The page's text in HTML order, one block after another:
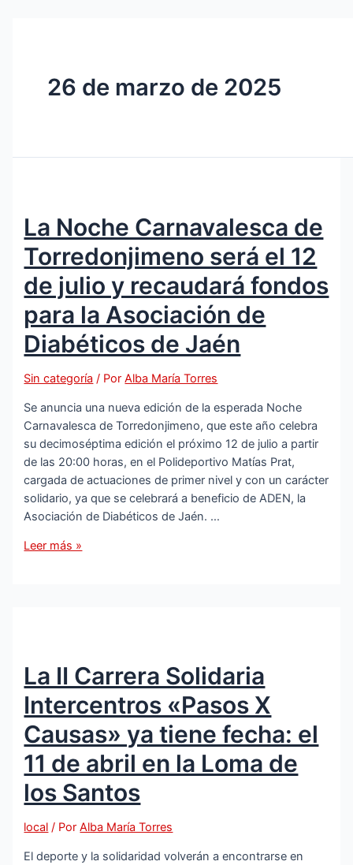
26 de marzo de 2025
La Noche Carnavalesca de
Torredonjimeno será el 12
de julio y recaudará fondos
para la Asociación de
Diabéticos de Jaén
Sin categoría / PorAlba María Torres
Se anuncia una nueva edición de la esperada Noche
Carnavalesca de Torredonjimeno, que este año celebra
su decimoséptima edición el próximo 12 de julio a partir
de las 20:00 horas, en el Polideportivo Matías Prat,
cargada de actuaciones de primer nivel y con un carácter
solidario, ya que se celebrará a beneficio de ADEN, la
Asociación de Diabéticos de Jaén. …
La
12
de
julio
y
recaudará
fondos
para
la
de
Diabéticos
Leer más »
La II Carrera Solidaria
Intercentros «Pasos X
Causas» ya tiene fecha: el
11 de abril en la Loma de
los Santos
local / PorAlba María Torres
El deporte y la solidaridad volverán a encontrarse en